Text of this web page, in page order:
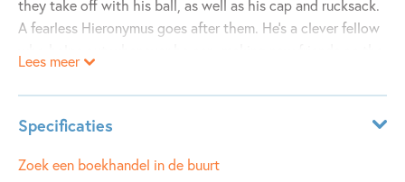
they take off with his ball, as well as his cap and rucksack.
A fearless Hieronymus goes after them. He’s a clever fellow
way. Though not everybody is what they seem to be…
A picture book without words, in which the painter
Hieronymus Bosch’s magical world transformed into the
setting of an exciting escapade. Take the journey yourself
Lees meer
Specificaties
Leeftijdsindicatie: 5 - 8 jaar
Zoek een boekhandel in de buurt